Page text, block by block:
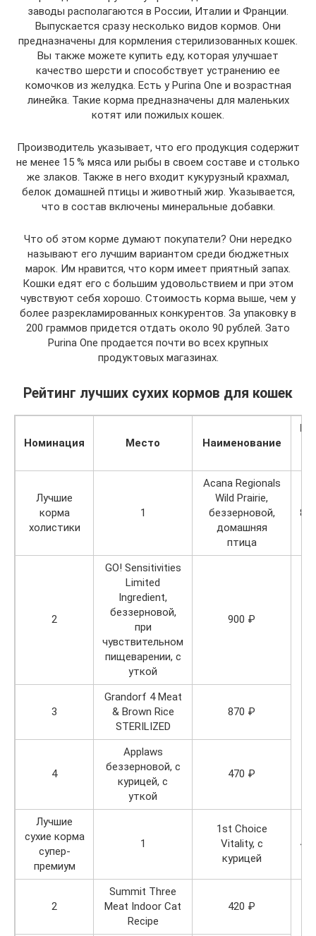
заводы располагаются в России, Италии и Франции.
Выпускается сразу несколько видов кормов. Они
предназначены для кормления стерилизованных кошек.
Вы также можете купить еду, которая улучшает
качество шерсти и способствует устранению ее
комочков из желудка. Есть у Purina One и возрастная
линейка. Такие корма предназначены для маленьких
котят или пожилых кошек.
Производитель указывает, что его продукция содержит
не менее 15 % мяса или рыбы в своем составе и столько
же злаков. Также в него входит кукурузный крахмал,
белок домашней птицы и животный жир. Указывается,
что в состав включены минеральные добавки.
Что об этом корме думают покупатели? Они нередко
называют его лучшим вариантом среди бюджетных
марок. Им нравится, что корм имеет приятный запах.
Кошки едят его с большим удовольствием и при этом
чувствуют себя хорошо. Стоимость корма выше, чем у
более разрекламированных конкурентов. За упаковку в
200 граммов придется отдать около 90 рублей. Зато
Purina One продается почти во всех крупных
продуктовых магазинах.
Рейтинг лучших сухих кормов для кошек
Номинация Место Наименование
Лучшие
корма
холистики
1
Acana Regionals
Wild Prairie,
беззерновой,
домашняя
птица
2
GO! Sensitivities
Limited
Ingredient,
беззерновой,
при
чувствительном
пищеварении, с
уткой
900 ₽
3
Grandorf 4 Meat
& Brown Rice
STERILIZED
870 ₽
4
Applaws
беззерновой, с
курицей, с
уткой
470 ₽
Лучшие
сухие корма
супер-
премиум
1
1st Choice
Vitality, с
курицей
2
Summit Three
Meat Indoor Cat
Recipe
420 ₽